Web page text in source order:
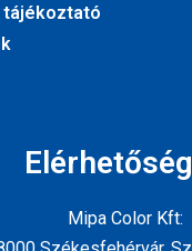
Mipa Color Kft: